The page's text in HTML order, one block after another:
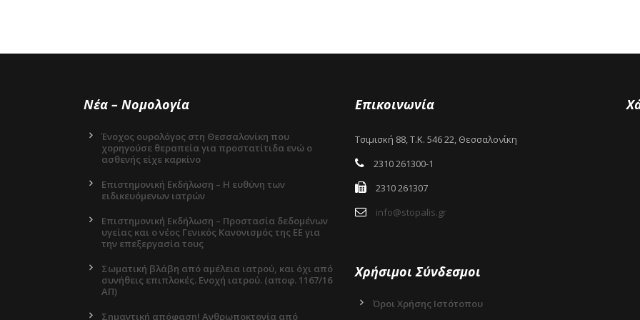
Νέα – Νομολογία
Ένοχος ουρολόγος στη Θεσσαλονίκη που
χορηγούσε θεραπεία για προστατίτιδα ενώ ο
ασθενής είχε καρκίνο
Επιστημονική Εκδήλωση – Η ευθύνη των
ειδικευόμενων ιατρών
Επιστημονική Εκδήλωση – Προστασία δεδομένων
υγείας και ο νέος Γενικός Κανονισμός της ΕΕ για
την επεξεργασία τους
Σωματική βλάβη από αμέλεια ιατρού, και όχι από
συνήθεις επιπλοκές. Ενοχή ιατρού. (αποφ. 1167/16
ΑΠ)
Σημαντική απόφαση! Ανθρωποκτονία από
Επικοινωνία
Τσιμισκή 88, Τ.Κ. 546 22, Θεσσαλονίκη
2310 261300-1
2310 261307
info@stopalis.gr
Χρήσιμοι Σύνδεσμοι
Όροι Χρήσης Ιστότοπου